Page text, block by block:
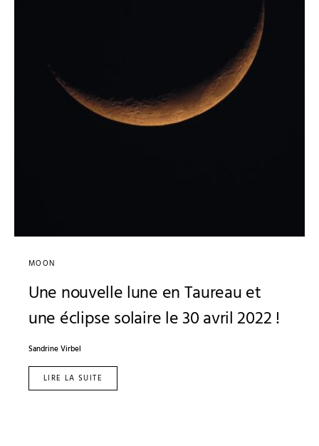
MOON
Une nouvelle lune en Taureau et
une éclipse solaire le 30 avril 2022 !
Sandrine Virbel
LIRE LA SUITE